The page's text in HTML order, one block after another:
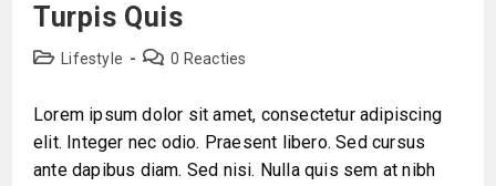
Turpis Quis
Lifestyle 0 Reacties
Lorem ipsum dolor sit amet, consectetur adipiscing
elit. Integer nec odio. Praesent libero. Sed cursus
ante dapibus diam. Sed nisi. Nulla quis sem at nibh